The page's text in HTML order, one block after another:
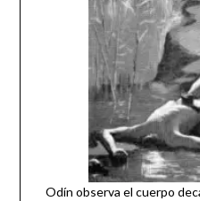
Odín observa el cuerpo